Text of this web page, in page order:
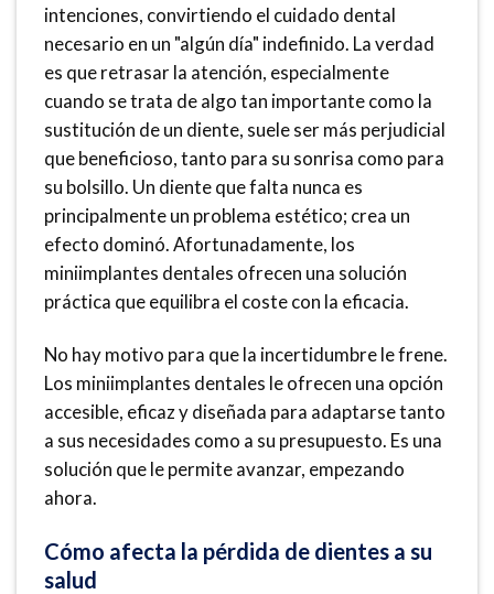
intenciones, convirtiendo el cuidado dental
necesario en un "algún día" indefinido. La verdad
es que retrasar la atención, especialmente
cuando se trata de algo tan importante como la
sustitución de un diente, suele ser más perjudicial
que beneficioso, tanto para su sonrisa como para
su bolsillo. Un diente que falta nunca es
principalmente un problema estético; crea un
efecto dominó. Afortunadamente, los
miniimplantes dentales ofrecen una solución
práctica que equilibra el coste con la eficacia.
No hay motivo para que la incertidumbre le frene.
Los miniimplantes dentales le ofrecen una opción
accesible, eficaz y diseñada para adaptarse tanto
a sus necesidades como a su presupuesto. Es una
solución que le permite avanzar, empezando
ahora.
Cómo afecta la pérdida de dientes a su
salud